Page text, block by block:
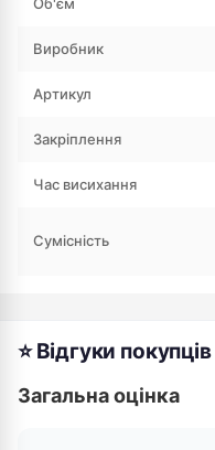
Виробник
Артикул
Закріплення
Час висихання
Сумісність
⭐ Відгуки покупців
Загальна оцінка